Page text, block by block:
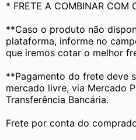
* FRETE A COMBINAR COM
**Caso o produto não
plataforma, informe no
que iremos cotar o melhor
**Pagamento do frete deve
mercado livre, via Mercado
Transferência Bancária.
Frete por conta do